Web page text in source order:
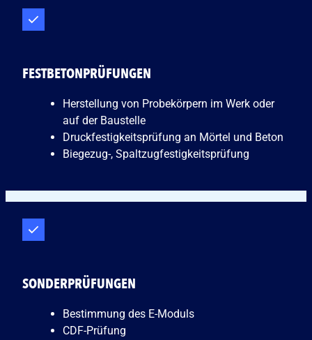
FESTBETONPRÜFUNGEN
Herstellung von Probekörpern im Werk oder
auf der Baustelle
Druckfestigkeitsprüfung an Mörtel und Beton
Biegezug-, Spaltzugfestigkeitsprüfung
SONDERPRÜFUNGEN
Bestimmung des E-Moduls
CDF-Prüfung